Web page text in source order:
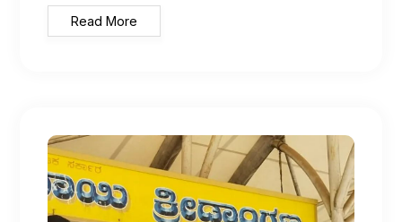
Read More